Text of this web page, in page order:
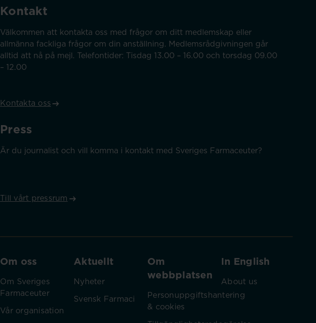
Kontakt
Välkommen att kontakta oss med frågor om ditt medlemskap eller
allmänna fackliga frågor om din anställning. Medlemsrådgivningen går
alltid att nå på mejl. Telefontider: Tisdag 13.00 – 16.00 och torsdag 09.00
– 12.00
Kontakta oss
Press
Är du journalist och vill komma i kontakt med Sveriges Farmaceuter?
Till vårt pressrum
Om oss
Om Sveriges
Farmaceuter
Vår organisation
Aktuellt
Nyheter
Svensk Farmaci
Om
webbplatsen
Personuppgiftshantering
& cookies
In English
About us